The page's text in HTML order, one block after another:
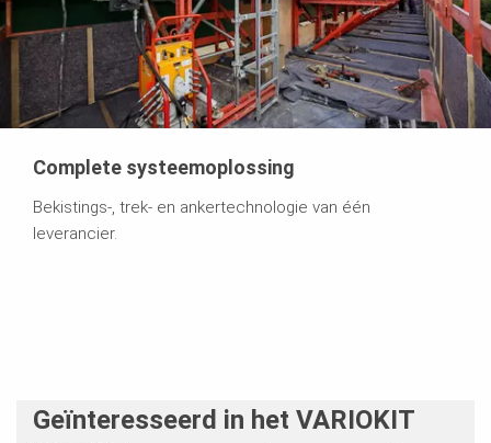
Complete systeemoplossing
Bekistings-, trek- en ankertechnologie van één
leverancier.
Geïnteresseerd in het VARIOKIT